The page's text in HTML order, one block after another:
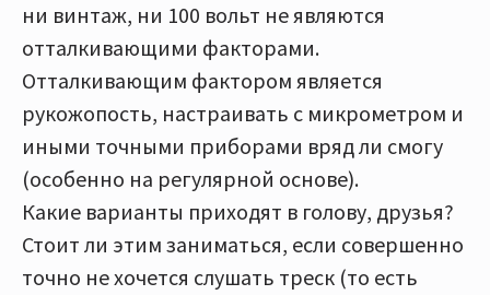
ни винтаж, ни 100 вольт не являются
отталкивающими факторами.
Отталкивающим фактором является
рукожопость, настраивать с микрометром и
иными точными приборами вряд ли смогу
(особенно на регулярной основе).
Какие варианты приходят в голову, друзья?
Стоит ли этим заниматься, если совершенно
точно не хочется слушать треск (то есть